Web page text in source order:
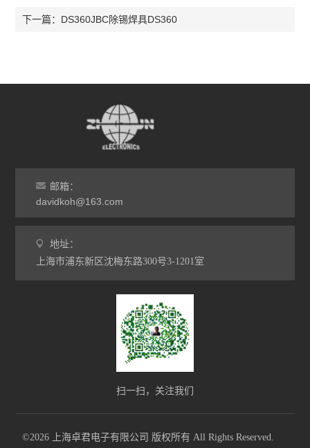
下一篇： DS360JBC除锡焊具DS360
邮箱：
davidkoh@163.com
地址：
上海市浦东新区沈梅东路300号3-1201室
扫一扫，关注我们
©2026 上海卓君电子有限公司 版权所有 All Rights Reserved.